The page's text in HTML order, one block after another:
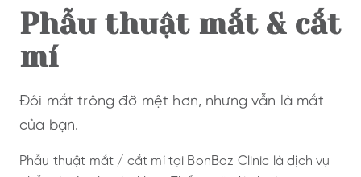
Phẫu thuật mắt & cắt
mí
Đôi mắt trông đỡ mệt hơn, nhưng vẫn là mắt
của bạn.
Phẫu thuật mắt / cắt mí tại BonBoz Clinic là dịch vụ